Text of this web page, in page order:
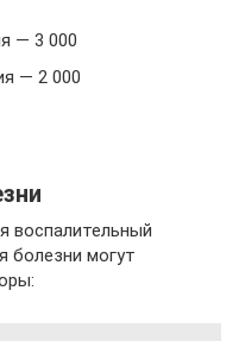
— 3 000
— 2 000
воспалительный
болезни могут